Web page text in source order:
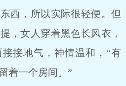
西，所以实际很轻便。但
，女人穿着黑色长风衣，
接地气，神情温和，“有
着一个房间。”